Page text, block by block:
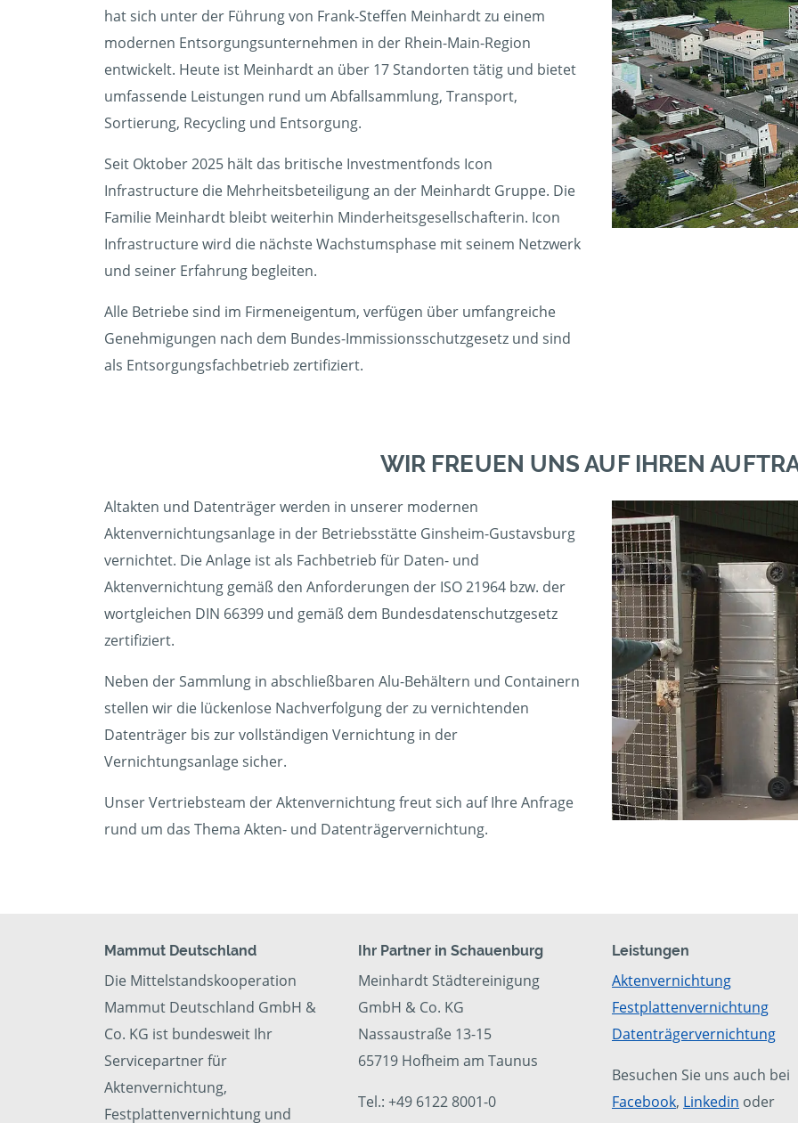
hat sich unter der Führung von Frank-Steffen Meinhardt zu einem
modernen Entsorgungsunternehmen in der Rhein-Main-Region
entwickelt. Heute ist Meinhardt an über 17 Standorten tätig und bietet
umfassende Leistungen rund um Abfallsammlung, Transport,
Sortierung, Recycling und Entsorgung.
Seit Oktober 2025 hält das britische Investmentfonds Icon
Infrastructure die Mehrheitsbeteiligung an der Meinhardt Gruppe. Die
Familie Meinhardt bleibt weiterhin Minderheitsgesellschafterin. Icon
Infrastructure wird die nächste Wachstumsphase mit seinem Netzwerk
und seiner Erfahrung begleiten.
Alle Betriebe sind im Firmeneigentum, verfügen über umfangreiche
Genehmigungen nach dem Bundes-Immissionsschutzgesetz und sind
als Entsorgungsfachbetrieb zertifiziert.
WIR FREUEN UNS AUF IHREN
Altakten und Datenträger werden in unserer modernen
Aktenvernichtungsanlage in der Betriebsstätte Ginsheim-Gustavsburg
vernichtet. Die Anlage ist als Fachbetrieb für Daten- und
Aktenvernichtung gemäß den Anforderungen der ISO 21964 bzw. der
wortgleichen DIN 66399 und gemäß dem Bundesdatenschutzgesetz
zertifiziert.
Neben der Sammlung in abschließbaren Alu-Behältern und Containern
stellen wir die lückenlose Nachverfolgung der zu vernichtenden
Datenträger bis zur vollständigen Vernichtung in der
Vernichtungsanlage sicher.
Unser Vertriebsteam der Aktenvernichtung freut sich auf Ihre Anfrage
rund um das Thema Akten- und Datenträgervernichtung.
Mammut Deutschland
Die Mittelstandskooperation
Mammut Deutschland GmbH &
Co. KG ist bundesweit Ihr
Servicepartner für
Aktenvernichtung,
Festplattenvernichtung und
Ihr Partner in Schauenburg
Meinhardt Städtereinigung
GmbH & Co. KG
Nassaustraße 13-15
65719 Hofheim am Taunus
Tel.: +49 6122 8001-0
Leistungen
Aktenvernichtung
Festplattenvernichtung
Datenträgervernichtung
Besuchen Sie uns auch bei
Facebook, Linkedin oder